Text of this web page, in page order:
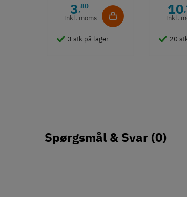
3,80
Inkl. moms
3 stk på lager
10,
Inkl.
20
Spørgsmål & Svar (0)